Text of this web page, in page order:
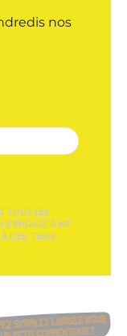
nos
TOUS LES
S'ENGAGE À NE
DES TIERS.